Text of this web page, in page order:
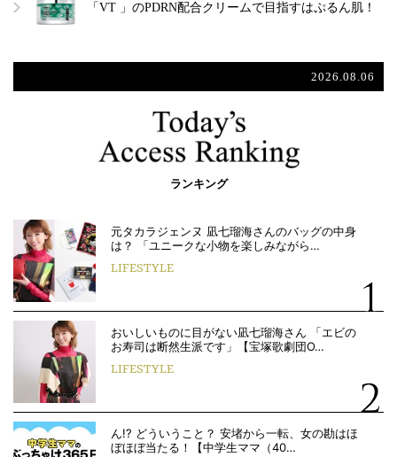
「VT 」のPDRN配合クリームで目指すはぷるん肌！
2026.08.06
ランキング
元タカラジェンヌ 凪七瑠海さんのバッグの中身
は？ 「ユニークな小物を楽しみながら…
LIFESTYLE
おいしいものに目がない凪七瑠海さん 「エビの
お寿司は断然生派です」【宝塚歌劇団O…
LIFESTYLE
ん!? どういうこと？ 安堵から一転、女の勘はほ
ぼほぼ当たる！【中学生ママ（40…